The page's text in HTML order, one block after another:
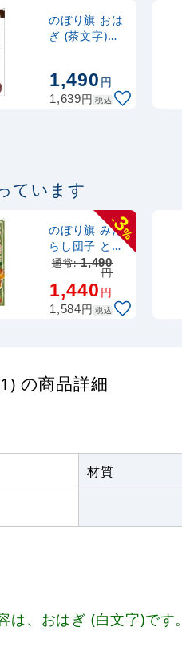
のぼり旗 おは
ぎ (茶文字)
1,490円
1,639円 税込
ています
-
3
%
のぼり旗 みた
らし団子 とろ
ーり香ばしい
(SNB-703)
通常:1,490
円
1,440円
1,584円 税込
の商品詳細
材質
、おはぎ (白文字)です。